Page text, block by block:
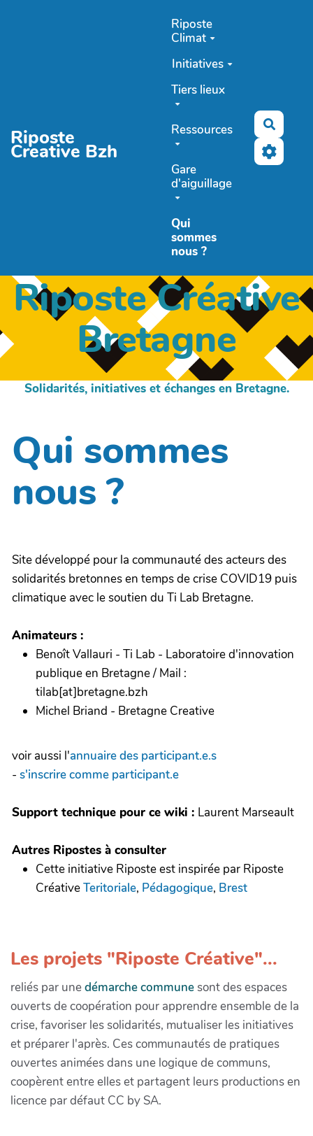
Riposte
Creative Bzh
Riposte
Climat
Initiatives
Tiers lieux
Ressources
Gare
d'aiguillage
Qui
sommes
nous ?
Riposte Créative
Bretagne
Solidarités, initiatives et échanges en Bretagne.
Qui sommes
nous ?
Site développé pour la communauté des acteurs des
solidarités bretonnes en temps de crise COVID19 puis
climatique avec le soutien du Ti Lab Bretagne.
Animateurs :
Benoît Vallauri - Ti Lab - Laboratoire d'innovation
publique en Bretagne / Mail :
tilab[at]bretagne.bzh
Michel Briand - Bretagne Creative
voir aussi l'annuaire des participant.e.s
- s'inscrire comme participant.e
Support technique pour ce wiki : Laurent Marseault
Autres Ripostes à consulter
Cette initiative Riposte est inspirée par Riposte
CréativeTeritoriale, Pédagogique, Brest